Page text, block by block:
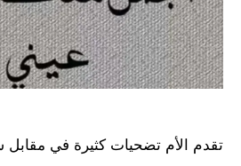
تقدم الأم تضحيات كثيرة في مقابل